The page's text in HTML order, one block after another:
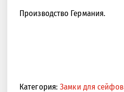
Производство Германия.
Категория:Замки для сейфов